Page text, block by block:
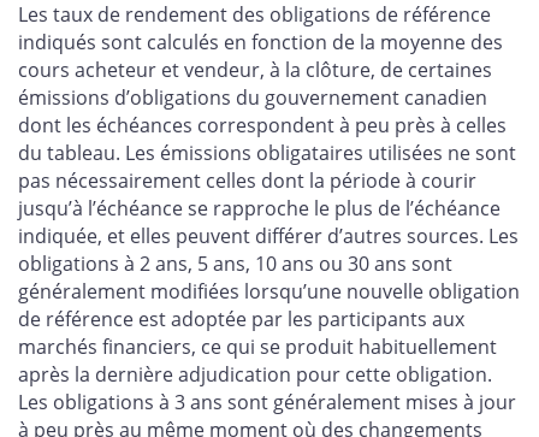
Les taux de rendement des obligations de référence
indiqués sont calculés en fonction de la moyenne des
cours acheteur et vendeur, à la clôture, de certaines
émissions d’obligations du gouvernement canadien
dont les échéances correspondent à peu près à celles
du tableau. Les émissions obligataires utilisées ne sont
pas nécessairement celles dont la période à courir
jusqu’à l’échéance se rapproche le plus de l’échéance
indiquée, et elles peuvent différer d’autres sources. Les
obligations à 2 ans, 5 ans, 10 ans ou 30 ans sont
généralement modifiées lorsqu’une nouvelle obligation
de référence est adoptée par les participants aux
marchés financiers, ce qui se produit habituellement
après la dernière adjudication pour cette obligation.
Les obligations à 3 ans sont généralement mises à jour
à peu près au même moment où des changements